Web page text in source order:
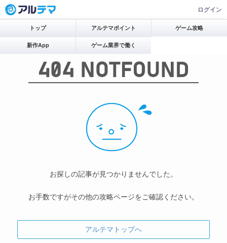
ログイン
トップ アルテマポイント ゲーム攻略
新作App ゲーム業界で働く
お探しの記事が見つかりませんでした。
お手数ですがその他の攻略ページをご確認ください。
アルテマトップへ